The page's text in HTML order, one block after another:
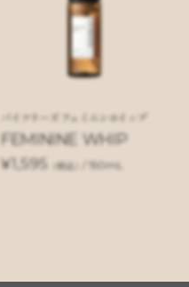
バイツリーズ フェミニンホイップ
FEMININE WHIP
¥1,595 （税込） / 150mL